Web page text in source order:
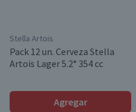
Stella Artois
Pack 12 un. Cerveza Stella
Artois Lager 5.2° 354 cc
Agregar